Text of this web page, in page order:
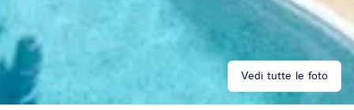
Vedi tutte le foto